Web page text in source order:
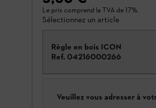
Le prix comprend la TVA de 17%.
Sélectionnez un article
Règle en bois ICON
Ref. 04216000266
Veuillez vous adresser à